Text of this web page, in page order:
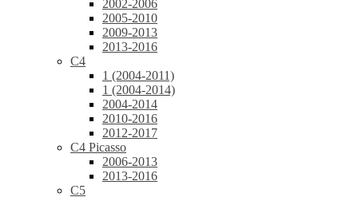
2002-2006
2005-2010
2009-2013
2013-2016
C4
1 (2004-2011)
1 (2004-2014)
2004-2014
2010-2016
2012-2017
C4 Picasso
2006-2013
2013-2016
C5